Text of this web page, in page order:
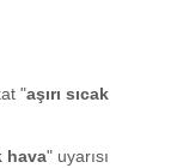
"aşırı sıcak
hava" uyarısı